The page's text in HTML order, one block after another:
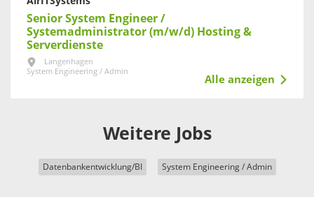
Senior System Engineer /
Systemadministrator (m/w/d) Hosting &
Serverdienste
Langenhagen
System Engineering / Admin
Alle anzeigen
Weitere Jobs
Datenbankentwicklung/BI System Engineering / Admin